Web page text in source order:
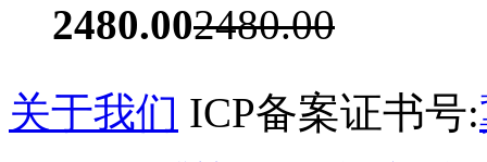
2480.002480.00
关于我们 ICP备案证书号: